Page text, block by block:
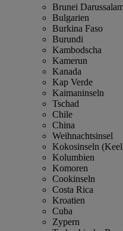
Brunei
Bulgarien
Burkina Faso
Burundi
Kambodscha
Kamerun
Kanada
Kap Verde
Kaimaninseln
Tschad
Chile
China
Weihnachtsinsel
Kokosinseln
Kolumbien
Komoren
Cookinseln
Costa Rica
Kroatien
Cuba
Zypern